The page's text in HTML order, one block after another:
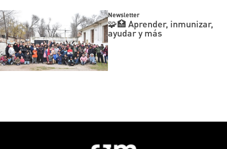
Newsletter
🧩🏥 Aprender, inmunizar,
ayudar y más